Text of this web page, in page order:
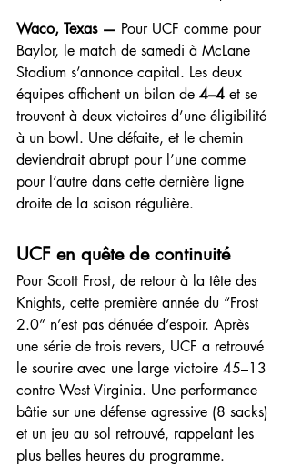
Waco, Texas — Pour UCF comme pour
Baylor, le match de samedi à McLane
Stadium s’annonce capital. Les deux
équipes affichent un bilan de 4–4 et se
trouvent à deux victoires d’une éligibilité
à un bowl. Une défaite, et le chemin
deviendrait abrupt pour l’une comme
pour l’autre dans cette dernière ligne
droite de la saison régulière.
UCF en quête de continuité
Pour Scott Frost, de retour à la tête des
Knights, cette première année du “Frost
2.0” n’est pas dénuée d’espoir. Après
une série de trois revers, UCF a retrouvé
le sourire avec une large victoire 45–13
contre West Virginia. Une performance
bâtie sur une défense agressive (8 sacks)
et un jeu au sol retrouvé, rappelant les
plus belles heures du programme.